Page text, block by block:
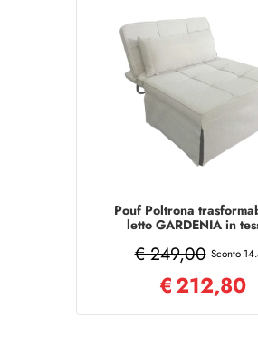
Pouf Poltrona
letto GARDENIA in
€ 249,00 Sconto
€212,80